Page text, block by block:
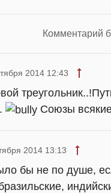
Комментарий
2014 12:43
Союзы
2014 13:13
бы не по душе,